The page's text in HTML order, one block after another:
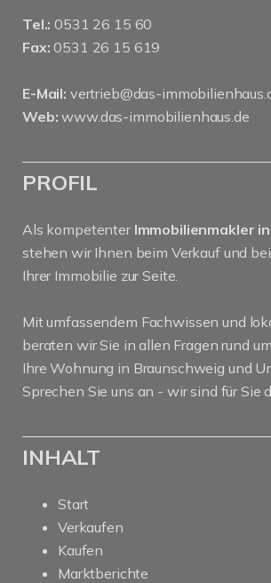
Tel.: 0531 26 15 60
Fax: 0531 26 15 619
E-Mail: vertrieb@das-
Web: www.das-immobilienhaus.de
PROFIL
Als kompetenter Immobilienmakler
stehen wir Ihnen beim Verkauf und
Ihrer Immobilie zur Seite.
Mit umfassendem Fachwissen und
beraten wir Sie in allen Fragen rund
Ihre Wohnung in Braunschweig und
Sprechen Sie uns an - wir sind für Sie
INHALT
Start
Verkaufen
Kaufen
Marktberichte